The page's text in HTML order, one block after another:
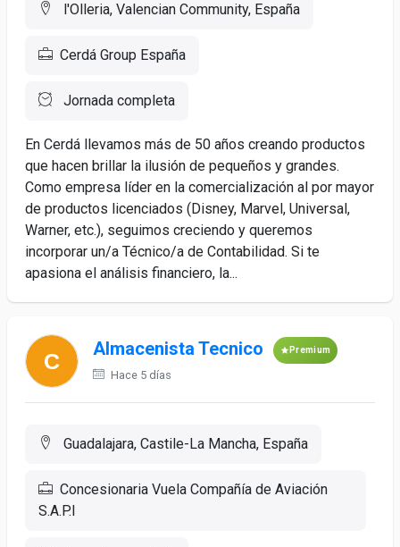
l'Olleria, Valencian Community, España
Cerdá Group España
Jornada completa
En Cerdá llevamos más de 50 años creando productos
que hacen brillar la ilusión de pequeños y grandes.
Como empresa líder en la comercialización al por mayor
de productos licenciados (Disney, Marvel, Universal,
Warner, etc.), seguimos creciendo y queremos
incorporar un/a Técnico/a de Contabilidad. Si te
apasiona el análisis financiero, la...
Almacenista Tecnico Premium
Hace 5 días
Guadalajara, Castile-La Mancha, España
Concesionaria Vuela Compañía de Aviación
S.A.P.I